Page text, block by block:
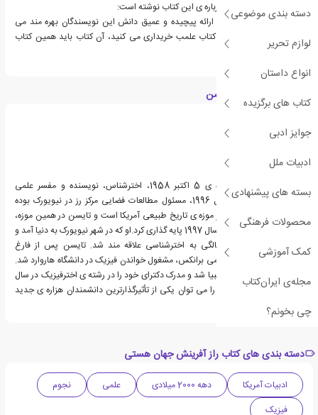
دسته بندی موضوعی
لوازم تحریر
انواع داستان
کتاب های برگزیده
جوایز ادبی
ادبیات ملل
بسته های پیشنهادی
محصولات فرهنگی
کمک آموزشی
مجله‌ی ایران‌کتاب
چی بخونم؟
"خوانندگان عمومی نیز از ارائه پیچیده و عمیق دانش این نویسندگان بهره مند می
شوند. اگر گاه به گاه یک کتاب علمب خریداری می کنید، آن کتاب باید همین کتاب
باشد."
درباره نیل دگراس تایسن
نیل دگراس تایسن، زاده ی 5 اکتبر 1958، اخترشناس، نویسنده و مفسر علمی
آمریکایی است. او از سال 1996، مسئول مطالعات فضایی مرکز رز در نیویورک بوده
است. این مرکز، بخشی از موزه ی تاریخ طبیعی آمریکا است و تایسن در همین موزه،
دپارتمان اخترفیزیک را در سال 1997 پایه گذاری کرد.او که در شهر نیویورک به دنیا آمد و
بزرگ شد، در سن نه سالگی به اخترشناسی علاقه مند شد. تایسن پس از فارغ
التحصیلی از مدرسه ی علمی برانکس، مشغول خواندن فیزیک در دانشگاه هاروارد شد.
او سپس وارد دانشگاه کلمبیا شد و مدرک دکترای خود را در رشته ی اخترفیزیک در سال
1991 دریافت کرد. تایسن را می توان یکی از تأثیرگذارترین دانشمندان هزاره ی جدید
نامید.
دسته بندی های کتاب راز آفرینش جهان هستی
ادبیات آمریکا دهه 2000 میلادی علمی
نجوم
فیزیک